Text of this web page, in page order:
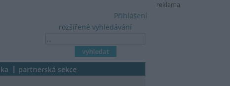
reklama
rozšířené vyhledávání
Přihlášení
partnerská sekce